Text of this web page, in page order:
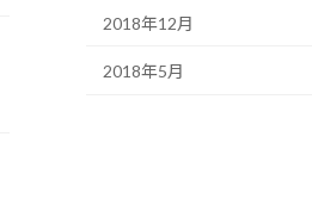
2018年12月
2018年5月